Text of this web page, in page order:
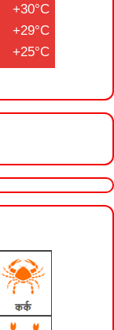
+30°C
+29°C
+25°C